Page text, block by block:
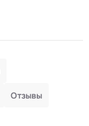
Отзывы